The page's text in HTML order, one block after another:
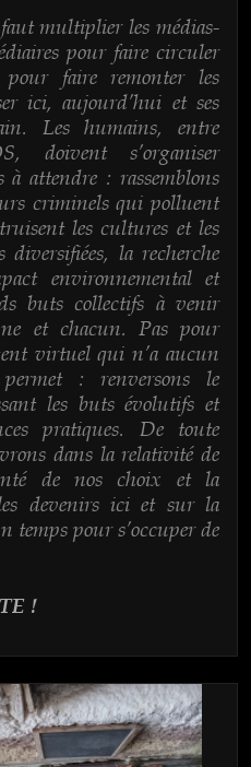
multiplier les médias-
pour faire circuler
faire remonter les
ici, aujourd’hui et ses
Les humains, entre
doivent s’organiser
attendre : rassemblons
criminels qui polluent
les cultures et les
diversifiées, la recherche
environnemental et
buts collectifs à venir
et chacun. Pas pour
virtuel qui n’a aucun
: renversons le
les buts évolutifs et
pratiques. De toute
dans la relativité de
de nos choix et la
devenirs ici et sur la
temps pour s’occuper de
!